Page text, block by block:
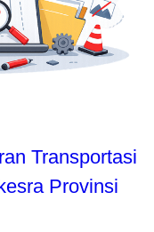
Transportasi
Provinsi